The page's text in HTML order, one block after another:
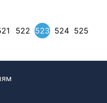
522 523 524 525